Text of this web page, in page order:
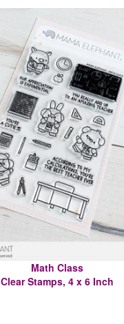
Math Class
Clear Stamps, 4 x 6 Inch